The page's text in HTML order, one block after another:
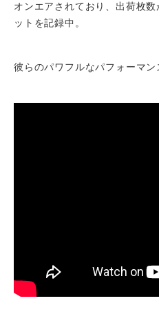
オンエアされており、出荷枚
ットを記録中。
彼らのパワフルなパフォーマン